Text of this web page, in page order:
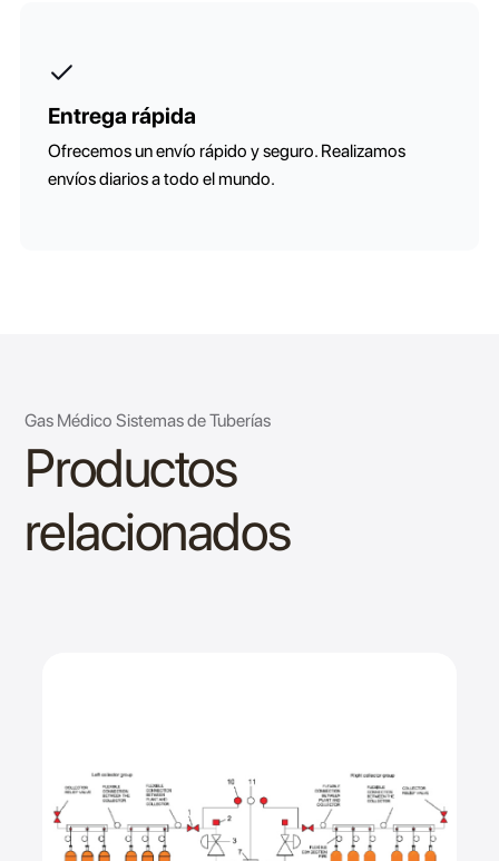
Entrega rápida
Ofrecemos un envío rápido y seguro. Realizamos
envíos diarios a todo el mundo.
Gas Médico Sistemas de Tuberías
Productos
relacionados